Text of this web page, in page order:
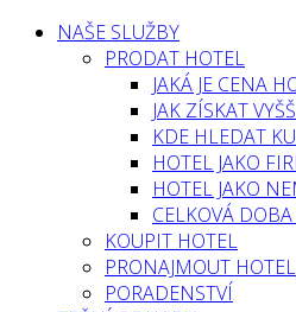
NAŠE SLUŽBY
PRODAT HOTEL
JAKÁ JE CENA
JAK ZÍSKAT
KDE HLEDAT
HOTEL JAKO
HOTEL JAKO
CELKOVÁ DOBA
KOUPIT HOTEL
PRONAJMOUT HOTEL
PORADENSTVÍ